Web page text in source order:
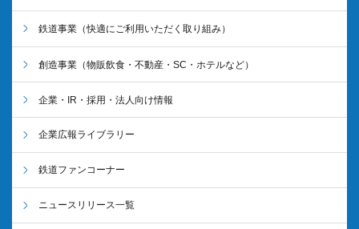
鉄道事業 （快適にご利用いただく取り組み）
創造事業 （物販飲食・不動産・SC・ホテルなど）
企業・IR・採用・法人向け情報
企業広報ライブラリー
鉄道ファンコーナー
ニュースリリース一覧